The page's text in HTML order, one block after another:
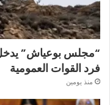
“مجلس بوعياش”
فرد القوات العمومية
منذ يومين